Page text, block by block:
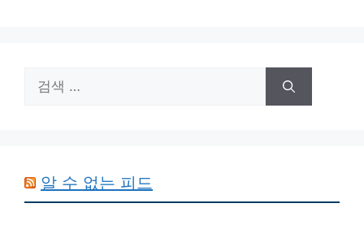
색:
알 수 없는 피드